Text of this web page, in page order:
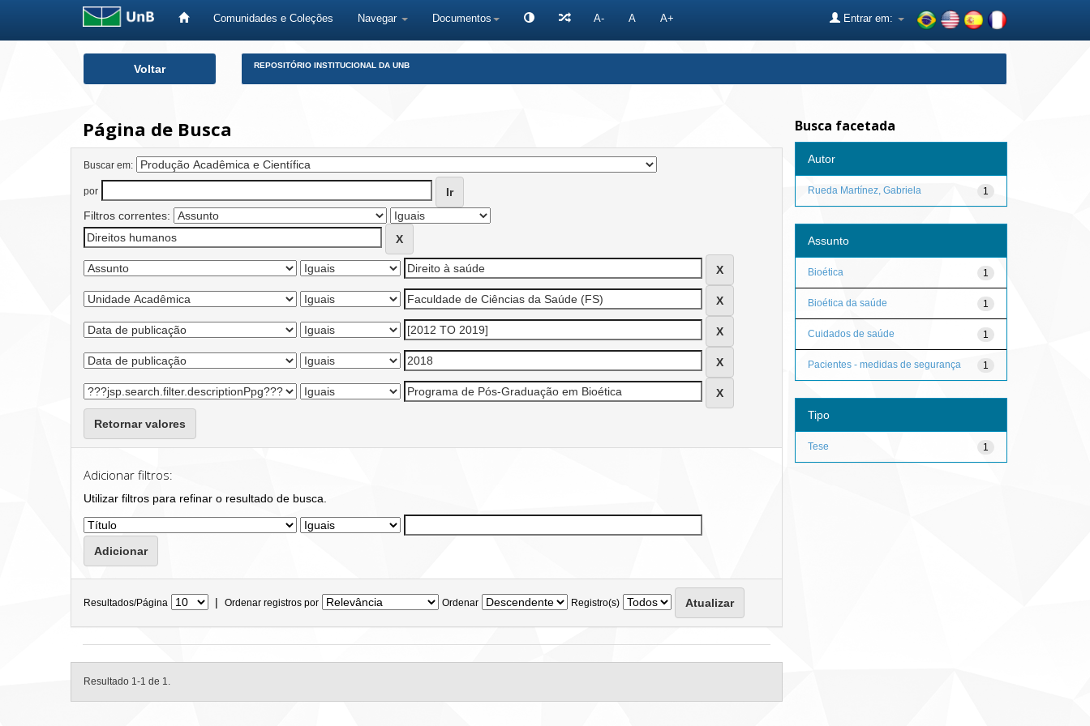
Comunidades e Coleções Navegar Documentos A- A A+ Entrar em:
Voltar REPOSITÓRIO INSTITUCIONAL DA UNB
Página de Busca
Buscar em:
por
Filtros correntes:
Retornar valores
Adicionar filtros:
Utilizar filtros para refinar o resultado de busca.
Resultados/Página | Ordenar registros por Ordenar Registro(s)
Resultado 1-1 de 1.
Busca facetada
Autor
1
Rueda Martínez, Gabriela
Assunto
1
Bioética
1
Bioética da saúde
1
Cuidados de saúde
1
Pacientes - medidas de segurança
Tipo
1
Tese